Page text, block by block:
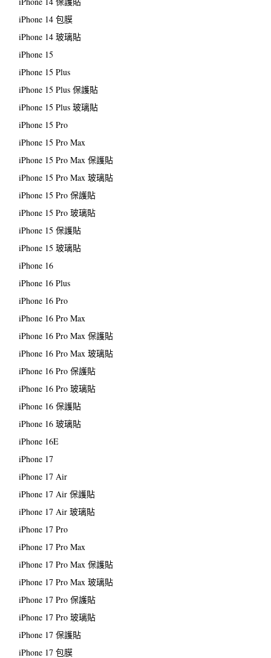
iPhone 14 包膜
iPhone 14 玻璃貼
iPhone 15
iPhone 15 Plus
iPhone 15 Plus 保護貼
iPhone 15 Plus 玻璃貼
iPhone 15 Pro
iPhone 15 Pro Max
iPhone 15 Pro Max 保護貼
iPhone 15 Pro Max 玻璃貼
iPhone 15 Pro 保護貼
iPhone 15 Pro 玻璃貼
iPhone 15 保護貼
iPhone 15 玻璃貼
iPhone 16
iPhone 16 Plus
iPhone 16 Pro
iPhone 16 Pro Max
iPhone 16 Pro Max 保護貼
iPhone 16 Pro Max 玻璃貼
iPhone 16 Pro 保護貼
iPhone 16 Pro 玻璃貼
iPhone 16 保護貼
iPhone 16 玻璃貼
iPhone 16E
iPhone 17
iPhone 17 Air
iPhone 17 Air 保護貼
iPhone 17 Air 玻璃貼
iPhone 17 Pro
iPhone 17 Pro Max
iPhone 17 Pro Max 保護貼
iPhone 17 Pro Max 玻璃貼
iPhone 17 Pro 保護貼
iPhone 17 Pro 玻璃貼
iPhone 17 保護貼
iPhone 17 包膜